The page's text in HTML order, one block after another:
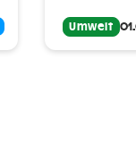
Umwelt